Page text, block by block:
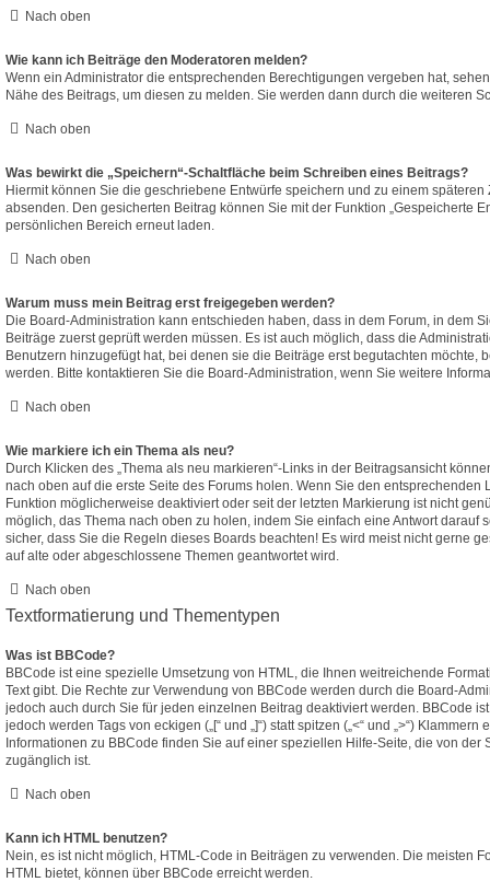
Nach oben
Wie kann ich Beiträge den Moderatoren melden?
Wenn ein Administrator die entsprechenden Berechtigungen vergeben hat,
Nähe des Beitrags, um diesen zu melden. Sie werden dann durch die weiteren
Nach oben
Was bewirkt die „Speichern“-Schaltfläche beim Schreiben eines Beitrags?
Hiermit können Sie die geschriebene Entwürfe speichern und zu einem
absenden. Den gesicherten Beitrag können Sie mit der Funktion „Gespeicherte
persönlichen Bereich erneut laden.
Nach oben
Warum muss mein Beitrag erst freigegeben werden?
Die Board-Administration kann entschieden haben, dass in dem Forum, in dem
Beiträge zuerst geprüft werden müssen. Es ist auch möglich, dass die
Benutzern hinzugefügt hat, bei denen sie die Beiträge erst begutachten möchte,
werden. Bitte kontaktieren Sie die Board-Administration, wenn Sie weitere
Nach oben
Wie markiere ich ein Thema als neu?
Durch Klicken des „Thema als neu markieren“-Links in der Beitragsansicht
nach oben auf die erste Seite des Forums holen. Wenn Sie den entsprechenden
Funktion möglicherweise deaktiviert oder seit der letzten Markierung ist nicht
möglich, das Thema nach oben zu holen, indem Sie einfach eine Antwort darauf
sicher, dass Sie die Regeln dieses Boards beachten! Es wird meist nicht gerne
auf alte oder abgeschlossene Themen geantwortet wird.
Nach oben
Textformatierung und Thementypen
Was ist BBCode?
BBCode ist eine spezielle Umsetzung von HTML, die Ihnen weitreichende
Text gibt. Die Rechte zur Verwendung von BBCode werden durch die Board-
jedoch auch durch Sie für jeden einzelnen Beitrag deaktiviert werden. BBCode
jedoch werden Tags von eckigen („[“ und „]“) statt spitzen („<“ und „>“)
Informationen zu BBCode finden Sie auf einer speziellen Hilfe-Seite, die von der
zugänglich ist.
Nach oben
Kann ich HTML benutzen?
Nein, es ist nicht möglich, HTML-Code in Beiträgen zu verwenden. Die meisten
HTML bietet, können über BBCode erreicht werden.